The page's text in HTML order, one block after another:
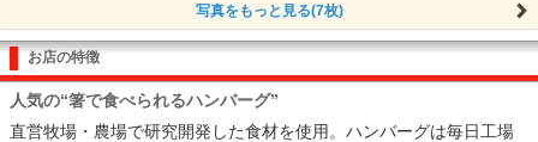
写真をもっと見る(7枚)
お店の特徴
人気の“箸で食べられるハンバーグ”
直営牧場・農場で研究開発した食材を使用。ハンバーグは毎日工場